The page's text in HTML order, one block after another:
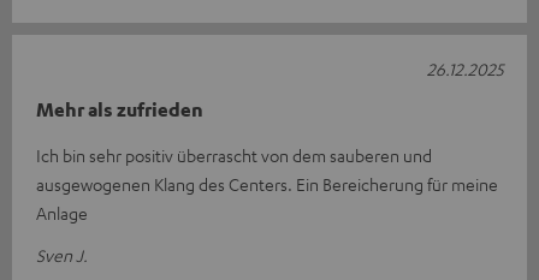
Mehr als zufrieden
Ich bin sehr positiv überrascht von dem sauberen und
ausgewogenen Klang des Centers. Ein Bereicherung für meine
Anlage
Sven J.
26.12.2025